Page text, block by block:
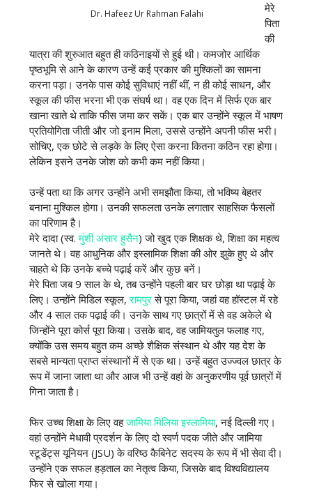
Dr. Hafeez Ur Rahman Falahi
मेरे
पिता
की
यात्रा की शुरुआत बहुत ही कठिनाइयों से हुई थी। कमजोर आर्थिक
पृष्ठभूमि से आने के कारण उन्हें कई प्रकार की मुश्किलों का सामना
करना पड़ा। उनके पास कोई सुविधाएं नहीं थीं, न ही कोई साधन, और
स्कूल की फीस भरना भी एक संघर्ष था। वह एक दिन में सिर्फ एक बार
खाना खाते थे ताकि फीस जमा कर सकें। एक बार उन्होंने स्कूल में भाषण
प्रतियोगिता जीती और जो इनाम मिला, उससे उन्होंने अपनी फीस भरी।
सोचिए, एक छोटे से लड़के के लिए ऐसा करना कितना कठिन रहा होगा।
लेकिन इसने उनके जोश को कभी कम नहीं किया।
उन्हें पता था कि अगर उन्होंने अभी समझौता किया, तो भविष्य बेहतर
बनाना मुश्किल होगा। उनकी सफलता उनके लगातार साहसिक फैसलों
का परिणाम है।
मेरे दादा (स्व.मुंशी अंसार हुसैन) जो खुद एक शिक्षक थे, शिक्षा का महत्व
जानते थे। वह आधुनिक और इस्लामिक शिक्षा की ओर झुके हुए थे और
चाहते थे कि उनके बच्चे पढ़ाई करें और कुछ बनें।
मेरे पिता जब 9 साल के थे, तब उन्होंने पहली बार घर छोड़ा था पढ़ाई के
लिए। उन्होंने मिडिल स्कूल,रामपुरसे पूरा किया, जहां वह हॉस्टल में रहे
और 4 साल तक पढ़ाई की। उनके साथ गए छात्रों में से वह अकेले थे
जिन्होंने पूरा कोर्स पूरा किया। उसके बाद, वह जामियतुल फलाह गए,
क्योंकि उस समय बहुत कम अच्छे शैक्षिक संस्थान थे और यह देश के
सबसे मान्यता प्राप्त संस्थानों में से एक था। उन्हें बहुत उज्ज्वल छात्र के
रूप में जाना जाता था और आज भी उन्हें वहां के अनुकरणीय पूर्व छात्रों में
गिना जाता है।
फिर उच्च शिक्षा के लिए वहजामिया मिलिया इस्लामिया, नई दिल्ली गए।
वहां उन्होंने मेधावी प्रदर्शन के लिए दो स्वर्ण पदक जीते और जामिया
स्टूडेंट्स यूनियन (JSU) के वरिष्ठ कैबिनेट सदस्य के रूप में भी सेवा दी।
उन्होंने एक सफल हड़ताल का नेतृत्व किया, जिसके बाद विश्वविद्यालय
फिर से खोला गया।